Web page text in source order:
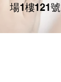
場1樓121號